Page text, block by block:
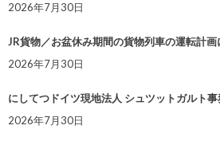
2026年7月30日
JR貨物／お盆休み期間の貨物列車の運転計画
2026年7月30日
にしてつドイツ現地法人 シュツットガルト
2026年7月30日